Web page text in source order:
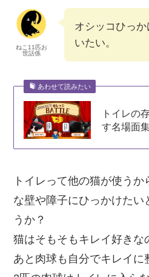
ねこ11匹お
世話係
オシッコひっ
いたい。
あわせて読みたい
トイレの
す名場面集
トイレって他の猫が使う
な壁や障子にひっかけたい
うか？
猫はそもそもキレイ好きな
あと肉球も自分でキレイに